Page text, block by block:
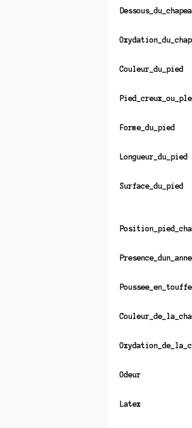
Couleur_du_pied
Forme_du_pied
Longueur_du_pied
Surface_du_pied
Poussee_en_touffe
Odeur
Latex